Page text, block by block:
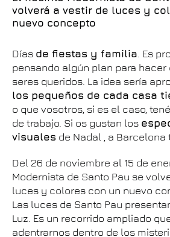
volverá a vestir de luces y
nuevo concepto
Días de fiestas y familia. Es
pensando algún plan para
seres queridos. La idea sería
los pequeños de cada casa
o que vosotros, si es el caso,
de trabajo. Si os gustan los
visuales de Nadal , a Barcelona
Del 26 de noviembre al 15 de
Modernista de Santo Pau se
luces y colores con un nuevo
Las luces de Santo Pau
Luz. Es un recorrido ampliado
adentrarnos dentro de los